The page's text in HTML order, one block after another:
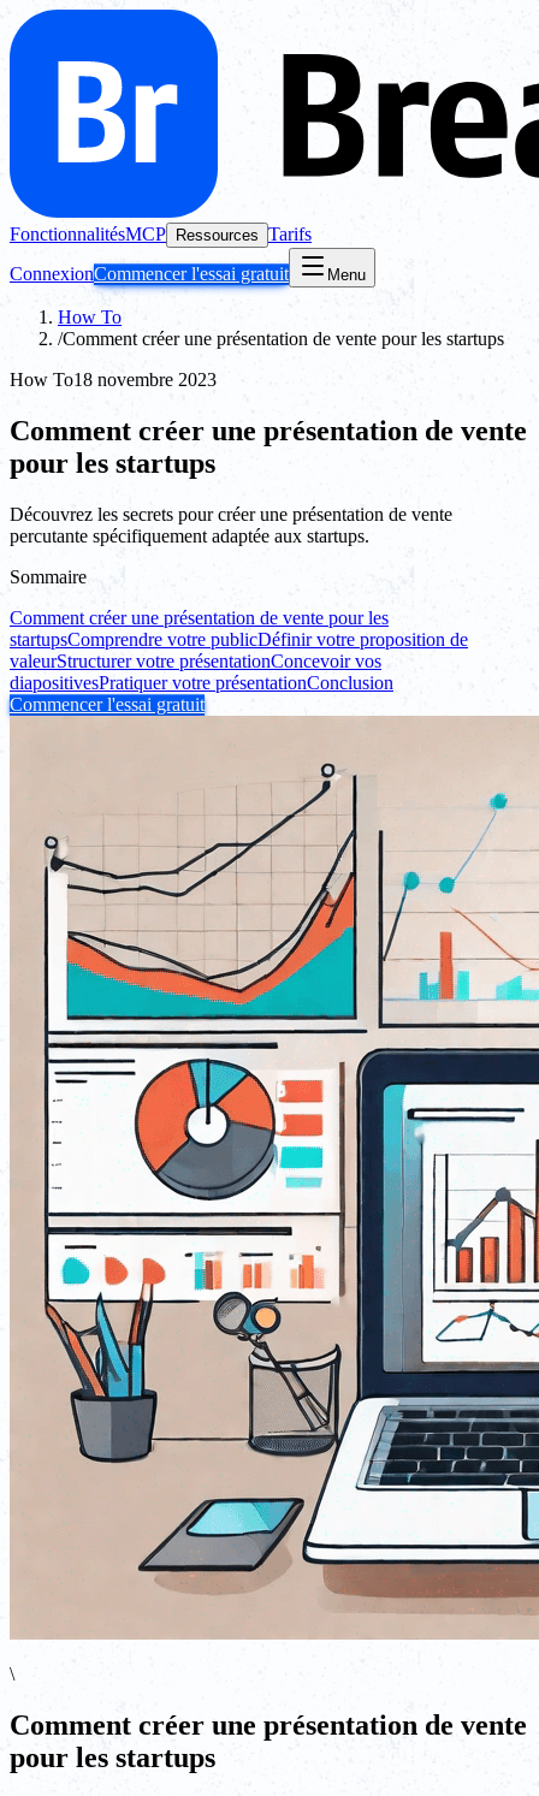
FonctionnalitésMCP Ressources Tarifs
ConnexionCommencer l'essai gratuit Menu
How To
/Comment créer une présentation de vente pour les startups
How To18 novembre 2023
Comment créer une présentation de vente
pour les startups
Découvrez les secrets pour créer une présentation de vente
percutante spécifiquement adaptée aux startups.
Sommaire
Comment créer une présentation de vente pour les
startupsComprendre votre publicDéfinir votre proposition de
valeurStructurer votre présentationConcevoir vos
diapositivesPratiquer votre présentationConclusion
Commencer l'essai gratuit
\
Comment créer une présentation de vente
pour les startups